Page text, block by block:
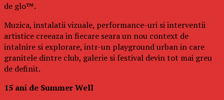
de glo™.
Muzica, instalatii vizuale, performance-uri si interventii
artistice creeaza in fiecare seara un nou context de
intalnire si explorare, intr-un playground urban in care
granitele dintre club, galerie si festival devin tot mai greu
de definit.
15 ani de Summer Well